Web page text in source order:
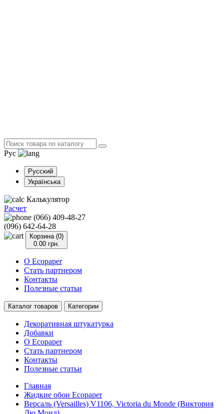
Рус
Русский
Українська
Калькулятор
Расчет
(066) 409-48-27
(096) 642-64-28
Корзина (0)
0.00 грн.
О Ecopaper
Стать партнером
Контакты
Полезные статьи
Каталог товаров Категории
Декоративная штукатурка
Добавки
О Ecopaper
Стать партнером
Контакты
Полезные статьи
Главная
Жидкие обои Ecopaper
Версаль (Versailles) V1106, Victoria du Monde (Виктория